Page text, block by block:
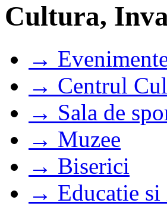
Cultura,
→
→ Centrul
→ Sala de
→ Muzee
→ Biserici
→ Educatie si